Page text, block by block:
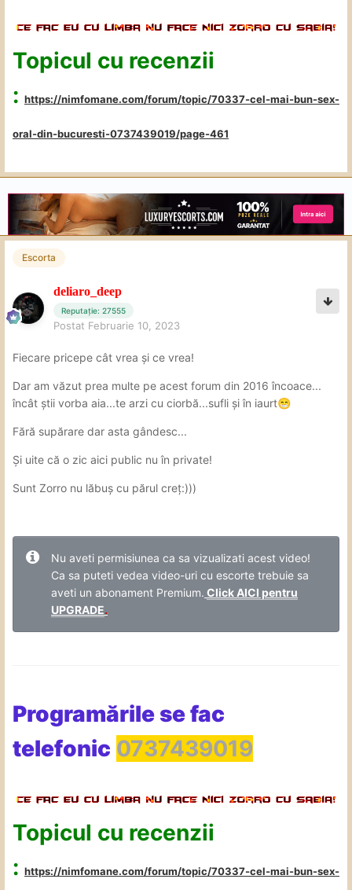
Topicul cu recenzii
: https://nimfomane.com/forum/topic/70337-cel-mai-bun-sex-
oral-din-bucuresti-0737439019/page-461
Escorta
deliaro_deep
Reputație: 27555
Postat Februarie 10, 2023
Fiecare pricepe cât vrea și ce vrea!
Dar am văzut prea multe pe acest forum din 2016 încoace...
încât știi vorba aia...te arzi cu ciorbă...sufli și în iaurt😁
Fără supărare dar asta gândesc...
Și uite că o zic aici public nu în private!
Sunt Zorro nu lăbuș cu părul creț:)))
Nu aveti permisiunea ca sa vizualizati acest video!
Ca sa puteti vedea video-uri cu escorte trebuie sa
aveti un abonament Premium. Click AICI pentru
UPGRADE.
Programările se fac
telefonic 0737439019
Topicul cu recenzii
: https://nimfomane.com/forum/topic/70337-cel-mai-bun-sex-